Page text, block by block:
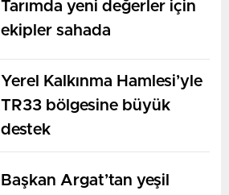
Tarımda yeni değerler için
ekipler sahada
Yerel Kalkınma Hamlesi’yle
TR33 bölgesine büyük
destek
Başkan Argat’tan yeşil